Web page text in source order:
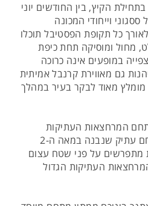
הקיץ, בין החודשים יוני
וייחודי המכונה
כל תקופת הפסטיבל תוכלו
מחול ומוסיקה תחת כיפת
במופעים אינה כרוכה
גם מאווירת קרנבל אמיתית
מאוד לבקר בעיר במהלך
המרחצאות העתיקות
מאפשר לכם ליהנות ממתחם עתיק שנבנה במאה ה-2
מתפרשים על פני שטח עצום
העתיקות הגדול